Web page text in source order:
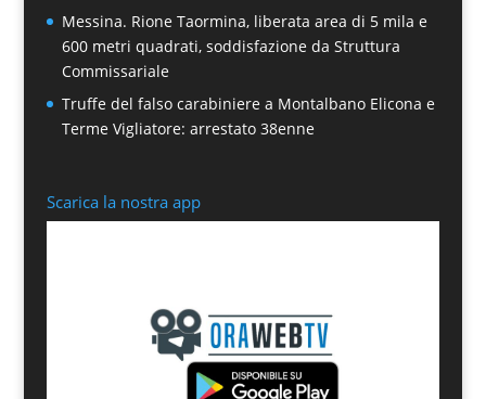
Messina. Rione Taormina, liberata area di 5 mila e
600 metri quadrati, soddisfazione da Struttura
Commissariale
Truffe del falso carabiniere a Montalbano Elicona e
Terme Vigliatore: arrestato 38enne
Scarica la nostra app